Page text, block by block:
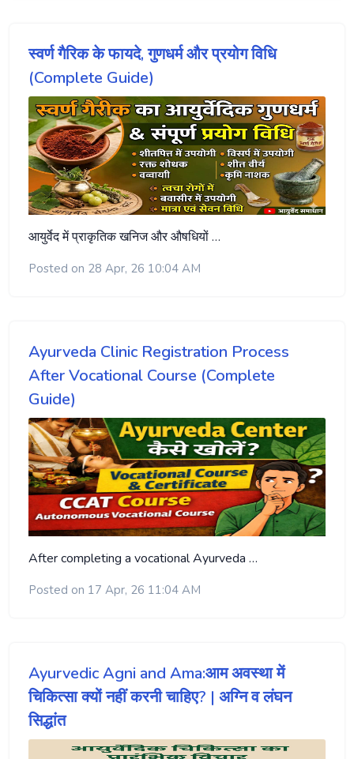
स्वर्ण गैरिक के फायदे, गुणधर्म और प्रयोग विधि
(Complete Guide)
आयुर्वेद में प्राकृतिक खनिज और औषधियों …
Posted on 28 Apr, 26 10:04 AM
Ayurveda Clinic Registration Process
After Vocational Course (Complete
Guide)
After completing a vocational Ayurveda …
Posted on 17 Apr, 26 11:04 AM
Ayurvedic Agni and Ama:आम अवस्था में
चिकित्सा क्यों नहीं करनी चाहिए? | अग्नि व लंघन
सिद्धांत